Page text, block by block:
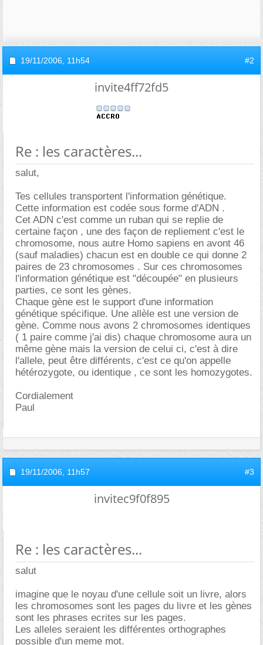
19/11/2006, 11h54 #2
invite4ff72fd5
Re : les caractères...
salut,
Tes cellules transportent l'information génétique.
Cette information est codée sous forme d'ADN .
Cet ADN c'est comme un ruban qui se replie de
certaine façon , une des façon de repliement c'est le
chromosome, nous autre Homo sapiens en avont 46
(sauf maladies) chacun est en double ce qui donne 2
paires de 23 chromosomes . Sur ces chromosomes
l'information génétique est "découpée" en plusieurs
parties, ce sont les gènes.
Chaque gène est le support d'une information
génétique spécifique. Une allèle est une version de
gène. Comme nous avons 2 chromosomes identiques
( 1 paire comme j'ai dis) chaque chromosome aura un
même gène mais la version de celui ci, c'est à dire
l'allele, peut être différents, c'est ce qu'on appelle
hétérozygote, ou identique , ce sont les homozygotes.
Cordialement
Paul
19/11/2006, 11h57 #3
invitec9f0f895
Re : les caractères...
salut
imagine que le noyau d'une cellule soit un livre, alors
les chromosomes sont les pages du livre et les gènes
sont les phrases ecrites sur les pages.
Les alleles seraient les différentes orthographes
possible d'un meme mot.